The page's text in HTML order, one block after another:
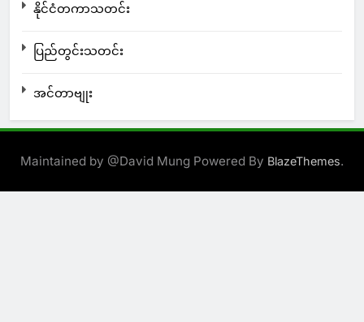
နိုင်ငံတကာသတင်း
ပြည်တွင်းသတင်း
အင်တာဗျုး
Maintained by @David Mung Powered By BlazeThemes.